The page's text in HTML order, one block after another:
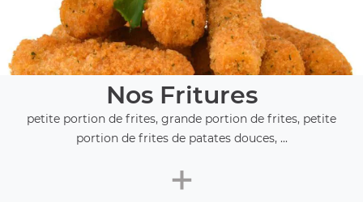
Nos Fritures
petite portion de frites, grande portion de frites, petite
portion de frites de patates douces, ...
+